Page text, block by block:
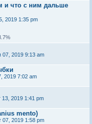
и что с ним дальше
2019 1:35 pm
07, 2019 9:13 am
2019 7:02 am
13, 2019 1:41 pm
mento)
07, 2019 1:58 pm